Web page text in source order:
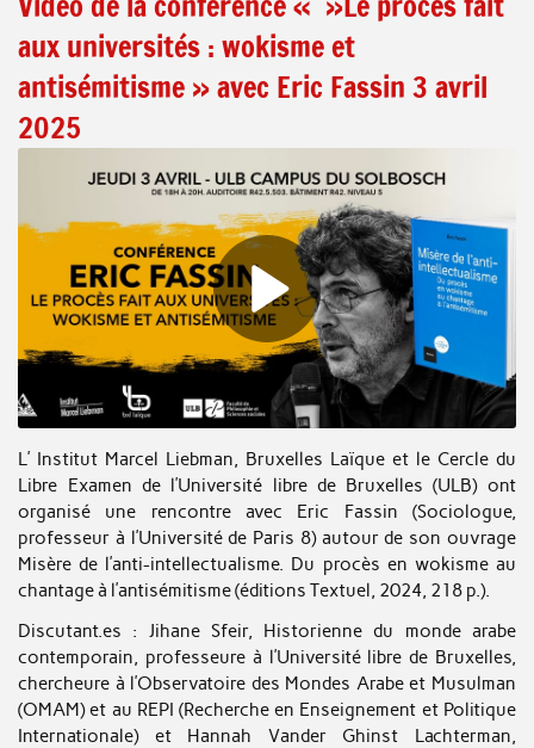
aux universités : wokisme et
antisémitisme » avec Eric Fassin 3 avril
2025
L’ Institut Marcel Liebman, Bruxelles Laïque et le Cercle du
Libre Examen de l’Université libre de Bruxelles (ULB) ont
organisé une rencontre avec Eric Fassin (Sociologue,
professeur à l’Université de Paris 8) autour de son ouvrage
Misère de l’anti-intellectualisme. Du procès en wokisme au
chantage à l’antisémitisme (éditions Textuel, 2024, 218 p.).
Discutant.es : Jihane Sfeir, Historienne du monde arabe
contemporain, professeure à l’Université libre de Bruxelles,
chercheure à l’Observatoire des Mondes Arabe et Musulman
(OMAM) et au REPI (Recherche en Enseignement et Politique
Internationale) et Hannah Vander Ghinst Lachterman,